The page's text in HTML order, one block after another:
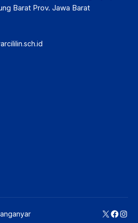
Barat Prov. Jawa Barat
X